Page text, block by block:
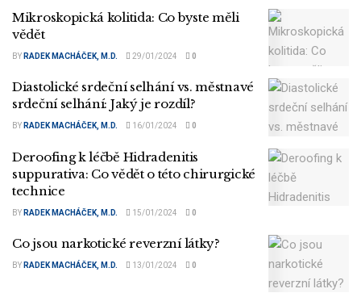
Mikroskopická kolitida: Co byste měli
vědět
BY RADEK MACHÁČEK, M.D. 29/01/2024 0
Diastolické srdeční selhání vs. městnavé
srdeční selhání: Jaký je rozdíl?
BY RADEK MACHÁČEK, M.D. 16/01/2024 0
Deroofing k léčbě Hidradenitis
suppurativa: Co vědět o této chirurgické
technice
BY RADEK MACHÁČEK, M.D. 15/01/2024 0
Co jsou narkotické reverzní látky?
BY RADEK MACHÁČEK, M.D. 13/01/2024 0